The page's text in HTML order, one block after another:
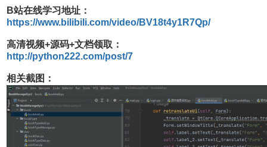
B站在线学习地址：
https://www.bilibili.com/video/BV18t4y1R7Qp/
高清视频+源码+文档领取：
http://python222.com/post/7
相关截图：